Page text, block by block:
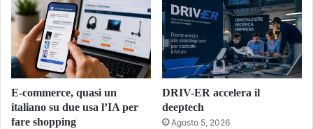
E-commerce, quasi un
italiano su due usa l’IA per
fare shopping
DRIV-ER accelera il
deeptech
Agosto 5, 2026